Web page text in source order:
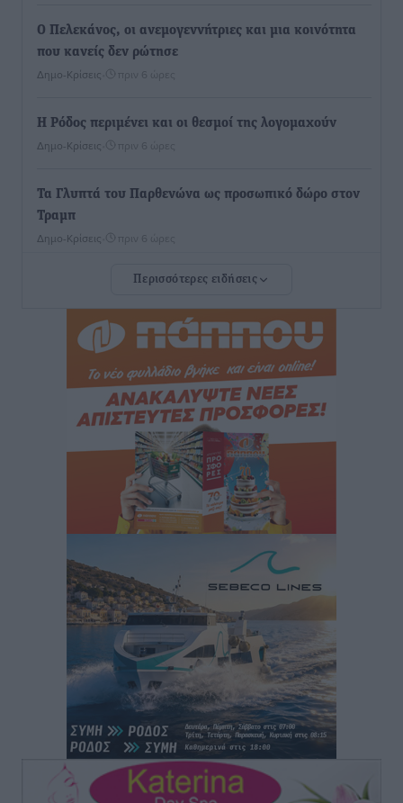
Ο Πελεκάνος, οι ανεμογεννήτριες και μια κοινότητα
που κανείς δεν ρώτησε
Δημο-Κρίσεις πριν 6 ώρες
Η Ρόδος περιμένει και οι θεσμοί της λογομαχούν
Δημο-Κρίσεις πριν 6 ώρες
Τα Γλυπτά του Παρθενώνα ως προσωπικό δώρο στον
Τραμπ
Δημο-Κρίσεις πριν 6 ώρες
Το στενό της Κρεμαστής μπήκε στη λίστα των 7
θαυμάτων της αναμονής
Δημο-Κρίσεις πριν 6 ώρες
ΣΕΤΕ: Σημαντική θεσμική εξέλιξη η ΚΥΑ για το ΕΧΠ
για τον τουρισμό
Ειδήσεις• πριν 6 ώρες
Γ. Χατζημάρκος: “Δύο μεγάλες δεσμεύσεις
Γεωργιάδη” – Κίνητρα για τους γιατρούς των νησιών
και συνεργασία Ρόδου με το Αττικόν για το
Ακτινοθεραπευτικό
Τοπικές Ειδήσεις
Σούπερ μάρκετ: Διευρύνεται η εθνική πρωτοβουλία
για τις τιμές – Eρχονται νέες συμμετοχές εταιρειών
πριν 7 ώρες
Συνελήφθησαν έξι άτομα για ηχορύπανση από
καταστήματα στο Νότιο Αιγαίο
Τοπικές Ειδήσεις πριν 7 ώρες
15 Αυγούστου 2026: Πώς θα πληρωθούν όσοι
Περισσότερες ειδήσεις